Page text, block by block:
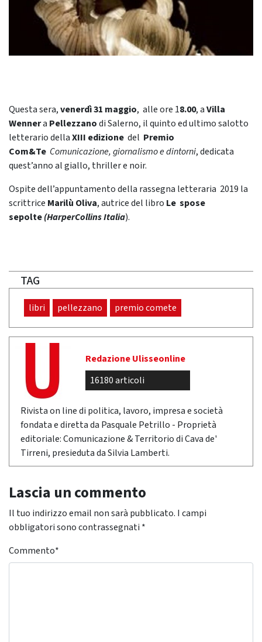
Questa sera,venerdì 31 maggio, alle ore 18.00, aVilla
Wennera Pellezzanodi Salerno, il quinto ed ultimo salotto
letterario dellaXIII edizione del Premio
Com&Te Comunicazione, giornalismo e dintorni, dedicata
quest’anno al giallo, thriller e noir.
Ospite dell’appuntamento della rassegna letteraria 2019 la
scrittrice Marilù Oliva, autrice del libro Le spose
sepolte(HarperCollins Italia).
TAG
libri pellezzano premio comete
Redazione Ulisseonline
16180 articoli
Rivista on line di politica, lavoro, impresa e società
fondata e diretta da Pasquale Petrillo - Proprietà
editoriale: Comunicazione & Territorio di Cava de'
Tirreni, presieduta da Silvia Lamberti.
Lascia un commento
Il tuo indirizzo email non sarà pubblicato. I campi
obbligatori sono contrassegnati *
Commento*